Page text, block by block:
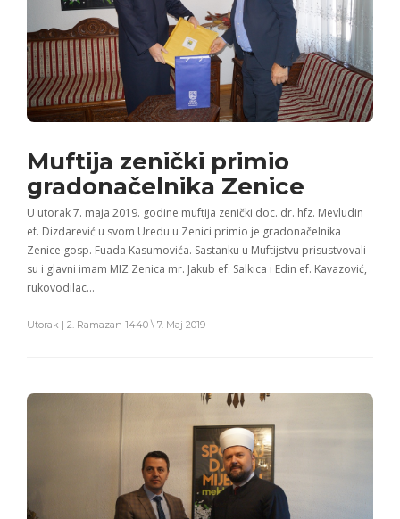
Muftija zenički primio
gradonačelnika Zenice
U utorak 7. maja 2019. godine muftija zenički doc. dr. hfz. Mevludin
ef. Dizdarević u svom Uredu u Zenici primio je gradonačelnika
Zenice gosp. Fuada Kasumovića. Sastanku u Muftijstvu prisustvovali
su i glavni imam MIZ Zenica mr. Jakub ef. Salkica i Edin ef. Kavazović,
rukovodilac…
Utorak | 2. Ramazan 1440 \ 7. Maj 2019